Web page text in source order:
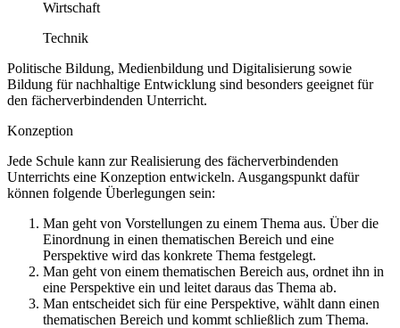
Wirtschaft
Technik
Politische Bildung, Medienbildung und Digitalisierung sowie
Bildung für nachhaltige Entwicklung sind besonders geeignet für
den fächerverbindenden Unterricht.
Konzeption
Jede Schule kann zur Realisierung des fächerverbindenden
Unterrichts eine Konzeption entwickeln. Ausgangspunkt dafür
können folgende Überlegungen sein:
Man geht von Vorstellungen zu einem Thema aus. Über die
Einordnung in einen thematischen Bereich und eine
Perspektive wird das konkrete Thema festgelegt.
Man geht von einem thematischen Bereich aus, ordnet ihn in
eine Perspektive ein und leitet daraus das Thema ab.
Man entscheidet sich für eine Perspektive, wählt dann einen
thematischen Bereich und kommt schließlich zum Thema.